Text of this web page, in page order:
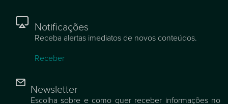
Notificações
Receba alertas imediatos de novos conteúdos.
Receber
Newsletter
Escolha sobre e como quer receber informações no